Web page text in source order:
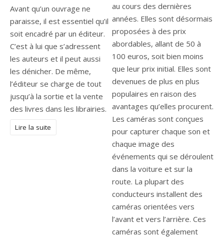
Avant qu’un ouvrage ne
paraisse, il est essentiel qu’il
soit encadré par un éditeur.
C’est à lui que s’adressent
les auteurs et il peut aussi
les dénicher. De même,
l’éditeur se charge de tout
jusqu’à la sortie et la vente
des livres dans les librairies.
Lire la suite
au cours des dernières
années. Elles sont désormais
proposées à des prix
abordables, allant de 50 à
100 euros, soit bien moins
que leur prix initial. Elles sont
devenues de plus en plus
populaires en raison des
avantages qu’elles procurent.
Les caméras sont conçues
pour capturer chaque son et
chaque image des
événements qui se déroulent
dans la voiture et sur la
route. La plupart des
conducteurs installent des
caméras orientées vers
l’avant et vers l’arrière. Ces
caméras sont également